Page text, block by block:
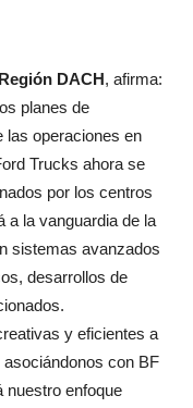
DACH, afirma:
planes de
las operaciones en
Trucks ahora se
por los centros
a la vanguardia de la
sistemas avanzados
desarrollos de
y eficientes a
con BF
nuestro enfoque